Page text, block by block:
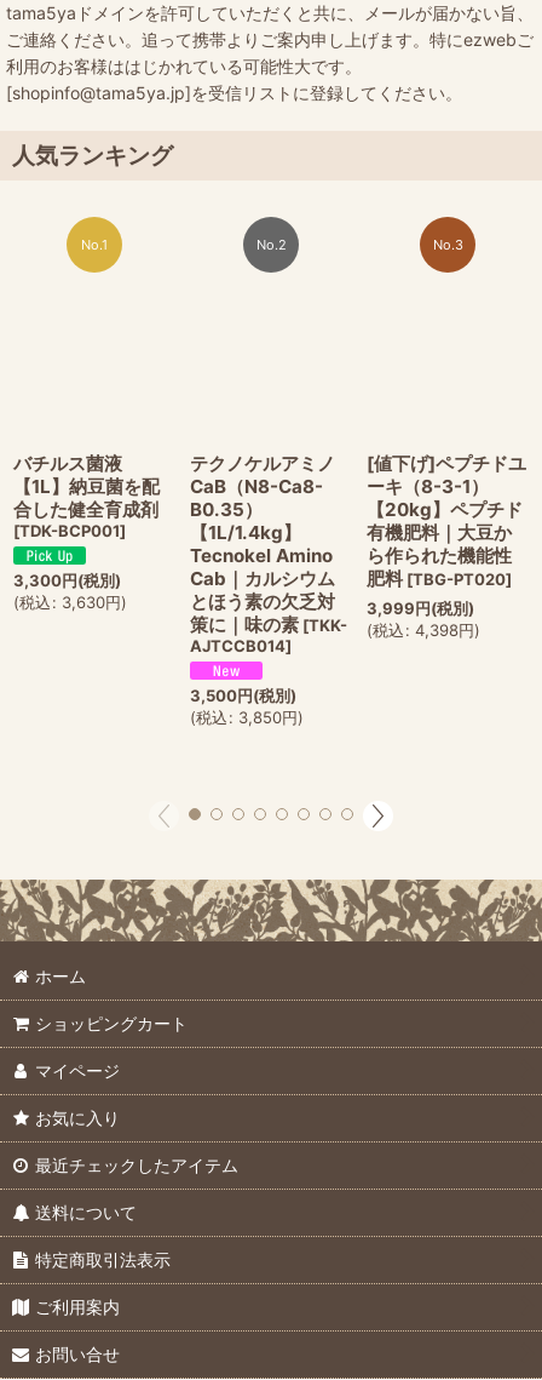
tama5yaドメインを許可していただくと共に、メールが届かない旨、
ご連絡ください。追って携帯よりご案内申し上げます。特にezwebご
利用のお客様ははじかれている可能性大です。
[shopinfo@tama5ya.jp]を受信リストに登録してください。
人気ランキング
No.1
バチルス菌液
【1L】納豆菌を配
合した健全育成剤
[TDK-BCP001]
3,300円(税別)
(税込: 3,630円)
No.2
テクノケルアミノ
CaB（N8-Ca8-
B0.35）
【1L/1.4kg】
Tecnokel Amino
Cab｜カルシウム
とほう素の欠乏対
策に｜味の素 [TKK-
AJTCCB014]
3,500円(税別)
(税込: 3,850円)
No.3
[値下げ]ペプチドユ
ーキ（8-3-1）
【20kg】ペプチド
有機肥料｜大豆か
ら作られた機能性
肥料 [TBG-PT020]
3,999円(税別)
(税込: 4,398円)
ホーム
ショッピングカート
マイページ
お気に入り
最近チェックしたアイテム
送料について
特定商取引法表示
ご利用案内
お問い合せ